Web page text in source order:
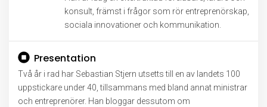
konsult, främst i frågor som rör entreprenörskap,
sociala innovationer och kommunikation.
Presentation
Två år i rad har Sebastian Stjern utsetts till en av landets 100
uppstickare under 40, tillsammans med bland annat ministrar
och entreprenörer. Han bloggar dessutom om